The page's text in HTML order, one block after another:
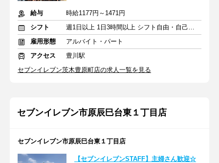
給与
時給1177円～1471円
シフト
週1日以上 1日3時間以上 シフト自由・自己申告
雇用形態
アルバイト・パート
アクセス
豊川駅
セブンイレブン茨木豊原町店の求人一覧を見る
セブンイレブン市原辰巳台東１丁目店
セブンイレブン市原辰巳台東１丁目店
【セブンイレブンSTAFF】主婦さん歓迎☆